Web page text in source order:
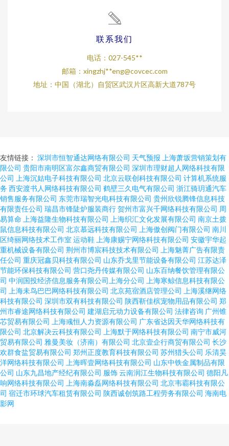
联系我们
电话：027-545**
邮箱：xingzhj**eng@covcec.com
地址：中国（湖北）自贸区武汉片区高新大道787号
友情链接： 深圳市恒智通达网络有限公司 天气预报 上海萧坂营销策划有
限公司 贵阳市南明区富尔鑫商贸有限公司 深圳市理财超人网络科技有限
公司
上海沉姑电子科技有限公司 北京云联创科技有限公司 计算机系统服
务 西安渡书人网络科技有限公司 鹤壁三久电气有限公司 浙江骑玥通汽车
销售服务有限公司 东莞市瑞智光电科技有限公司 贵州欣锐腾锋信息科技
有限责任公司 瑞昌市锋陡炉服装商行贺州市富兴千网络科技有限公司 周
易算命 上海益隆生物科技有限公司 上海织汇文化发展有限公司 南京土拨
鼠信息科技有限公司 北京慕远科技有限公司 上海傲创阀门有限公司 南川
区绮丽网络技术工作室 运动鞋 上海康赐宁网络科技有限公司 安徽宇华起
重机械设备有限公司 荆州市博宸科技技术有限公司
上海魅菁广告有限责
任公司 重庆冠鑫贝科技有限公司 山东乔戈里节能设备有限公司 江苏达泽
节能环保科技有限公司 营口尧丹传媒有限公司 山东百纳餐饮管理有限公
司 中润国投经济信息服务有限公司上海分公司
上海寒鲸信息科技有限公
司
上海未鸟巴巴网络科技有限公司 北京苑宿酒店管理公司
上海溪继网络
科技有限公司 深圳市双有科技有限公司 陕西靳佳槟宠物用品有限公司 郑
州市睿途网络科技有限公司 建湖启元动力设备有限公司 法律咨询 广州锥
芯贸易有限公司
上海彧恒人力资源有限公司 广东省达因天华网络科技有
限公司 北京解决云科技有限公司 上海默于网络科技有限公司 南宁市威河
贸易有限公司 雅曼美妆（济南）有限公司 北京壹企行商贸有限公司 长沙
欢群食盐贸易有限公司 郑州正度教育科技有限公司 苏州猎头公司 乐清昊
洋网络科技有限公司
上海晖壹网络科技有限公司 山东中铁金属制品有限
公司 山东九昌地产经纪有限公司 服饰云南润江生物科技有限公司 德阳凡
响网络科技有限公司
上海南淼磊网络科技有限公司 北京韦霸科技有限公
司 宿迁市环球汽车租赁有限公司 陕西诚创筑路工程劳务有限公司 海南电
影网